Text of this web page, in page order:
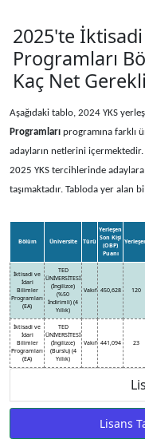
2025'te
Programları
Kaç Net
Aşağıdaki tablo, 2024 YKS
Programları programına farklı
adayların netlerini
2025 YKS tercihlerinde
taşımaktadır. Tabloda yer alan
Bölüm Üniversite Türü
Yerleşen
Son Kişi
(OBP)
Puanı
İktisadi ve
İdari
Bilimler
Programları
(EA)
TED
ÜNİVERSİTESİ
(İngilizce)
(%50
İndirimli) (4
Yıllık)
Vakıf 450,628 120
İktisadi ve
İdari
Bilimler
Programları
(EA)
TED
ÜNİVERSİTESİ
(İngilizce)
(Burslu) (4
Yıllık)
Vakıf 441,094 23
Lisans